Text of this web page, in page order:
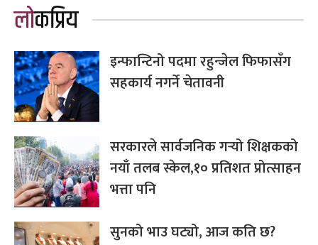
लोकप्रिय
इन्फान्टिनो पदमा रहुन्जेल फिफासँग
सहकार्य नगर्ने चेतावनी
सरकारले सार्वजनिक गर्‍यो शिक्षकको
नयाँ तलब स्केल,१० प्रतिशत प्रोत्साहन
भत्ता पनि
सुनको भाउ घट्यो, आज कति छ?